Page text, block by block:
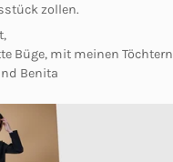
zollen.
Büge, mit meinen Töchtern
Benita